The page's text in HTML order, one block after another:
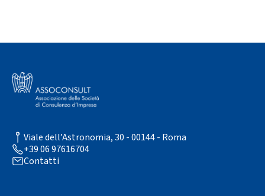
Viale dell’Astronomia, 30 - 00144 - Roma
+39 06 97616704
Contatti